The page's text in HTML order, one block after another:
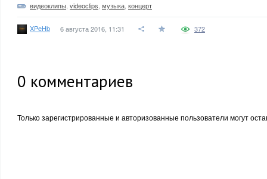
видеоклипы videoclips музыка концерт
XPeHb 6 августа 2016, 11:31 372
0 комментариев
Только зарегистрированные и авторизованные пользователи могут